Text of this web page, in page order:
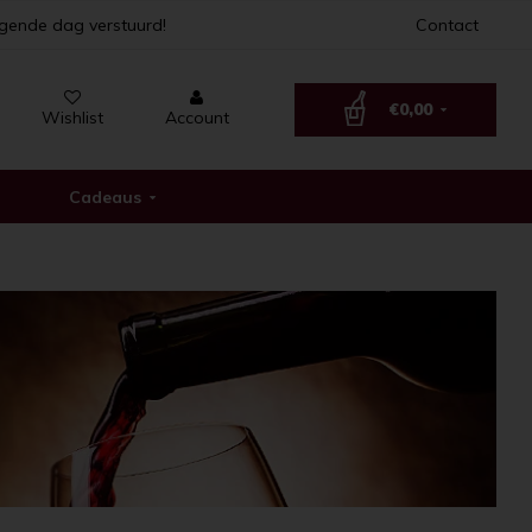
dag verstuurd! Contact
Wishlist Account €0,00
Cadeaus